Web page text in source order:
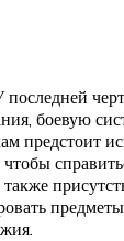
боевую
предстоит